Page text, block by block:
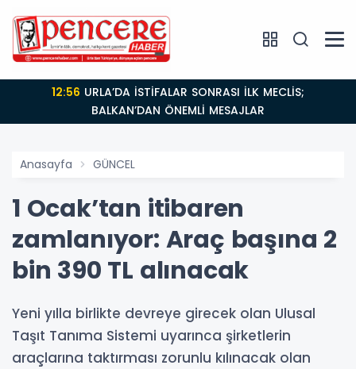
12:56
BALKAN’DAN ÖNEMLİ MESAJLAR
Anasayfa GÜNCEL
1 Ocak’tan itibaren
zamlanıyor: Araç başına 2
bin 390 TL alınacak
Yeni yılla birlikte devreye girecek olan Ulusal
Taşıt Tanıma Sistemi uyarınca şirketlerin
araçlarına taktırması zorunlu kılınacak olan